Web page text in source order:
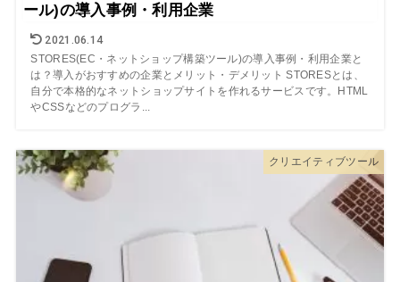
ール)の導入事例・利用企業
2021.06.14
STORES(EC・ネットショップ構築ツール)の導入事例・利用企業と
は？導入がおすすめの企業とメリット・デメリット STORESとは、
自分で本格的なネットショップサイトを作れるサービスです。HTML
やCSSなどのプログラ...
クリエイティブツール